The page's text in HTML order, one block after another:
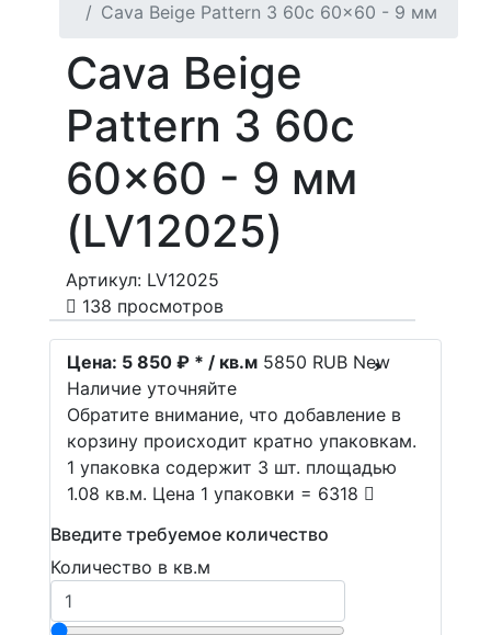
Cava Beige Pattern 3 60c 60x60 - 9 мм
Cava Beige
Pattern 3 60c
60x60 - 9 мм
(LV12025)
Артикул: LV12025
138 просмотров
Цена: 5 850 ₽ * / кв.м 5850 RUB New
Наличие уточняйте
Обратите внимание, что добавление в
корзину происходит кратно упаковкам.
1 упаковка содержит 3 шт. площадью
1.08 кв.м. Цена 1 упаковки = 6318
Введите требуемое количество
Количество в кв.м